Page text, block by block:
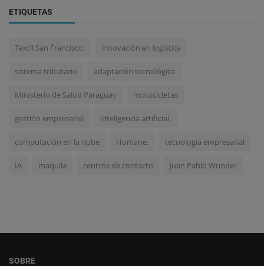
ETIQUETAS
Textil San Francisco. innovación en logística
sistema tributario adaptación tecnológica
Ministerio de Salud Paraguay motocicletas
gestión empresarial inteligencia artificial.
computación en la nube Humane. tecnología empresarial
IA maquila centros de contacto Juan Pablo Wunder
SOBRE